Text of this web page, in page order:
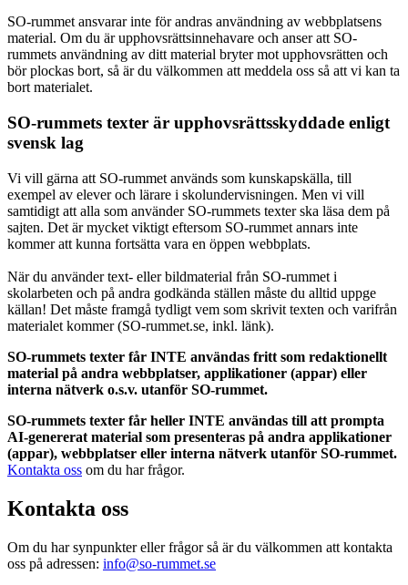
SO-rummet ansvarar inte för andras användning av webbplatsens
material. Om du är upphovsrättsinnehavare och anser att SO-
rummets användning av ditt material bryter mot upphovsrätten och
bör plockas bort, så är du välkommen att meddela oss så att vi kan ta
bort materialet.
SO-rummets texter är upphovsrättsskyddade enligt
svensk lag
Vi vill gärna att SO-rummet används som kunskapskälla, till
exempel av elever och lärare i skolundervisningen. Men vi vill
samtidigt att alla som använder SO-rummets texter ska läsa dem på
sajten. Det är mycket viktigt eftersom SO-rummet annars inte
kommer att kunna fortsätta vara en öppen webbplats.
När du använder text- eller bildmaterial från SO-rummet i
skolarbeten och på andra godkända ställen måste du alltid uppge
källan! Det måste framgå tydligt vem som skrivit texten och varifrån
materialet kommer (SO-rummet.se, inkl. länk).
SO-rummets texter får INTE användas fritt som redaktionellt
material på andra webbplatser, applikationer (appar) eller
interna nätverk o.s.v. utanför SO-rummet.
SO-rummets texter får heller INTE användas till att prompta
AI-genererat material som presenteras på andra applikationer
(appar), webbplatser eller interna nätverk utanför SO-rummet.
Kontakta oss om du har frågor.
Kontakta oss
Om du har synpunkter eller frågor så är du välkommen att kontakta
oss på adressen: info@so-rummet.se